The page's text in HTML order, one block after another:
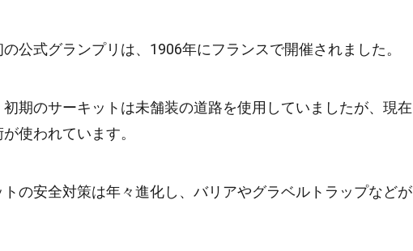
の公式グランプリは、1906年にフランスで開催されました。
初期のサーキットは未舗装の道路を使用していましたが、現在
使われています。
トの安全対策は年々進化し、バリアやグラベルトラップなどが